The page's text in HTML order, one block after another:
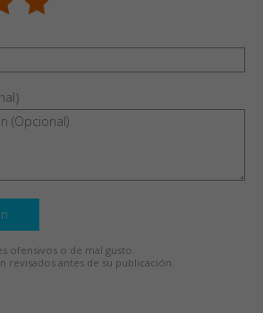
ofensivos o de mal gusto.
revisados antes de su publicación.